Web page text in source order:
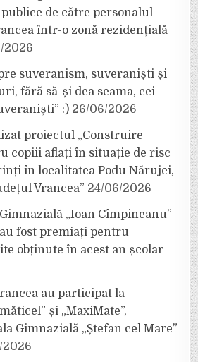
de către personalul
într-o zonă rezidențială
2026
suveranism, suveraniști și
fără să-și dea seama, cei
:) 26/06/2026
proiectul „Construire
copiii aflați în situație de risc
în localitatea Podu Nărujei,
Vrancea” 24/06/2026
„Ioan Cîmpineanu”
fost premiați pentru
obținute în acest an școlar
au participat la
și „MaxiMate”,
Gimnazială „Ștefan cel Mare”
2026